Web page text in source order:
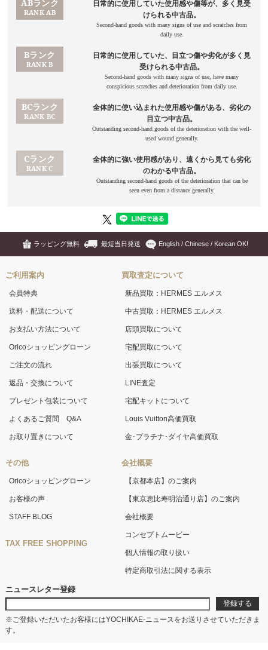
ラッピング無料 最短当日発送 English / Chinese / Korean OK!
ご利用案内
会員特典
送料・配送について
お支払い方法について
Oricoショッピングローン
ご注文の流れ
返品・交換について
プレゼント包装について
よくあるご質問 Q&A
お取り置きについて
その他
Oricoショッピングローン
お客様の声
STAFF BLOG
TAX FREE SHOPPING
買取査定について
新品買取：HERMES エルメス
中古買取：HERMES エルメス
店頭買取について
宅配買取について
出張買取について
LINE査定
宅配キットについて
Louis Vuitton高価買取
金･プラチナ･ダイヤ高価買取
会社概要
【京都本店】のご案内
【東京恵比寿明治通り店】のご案内
会社概要
コンセプトムービー
個人情報の取り扱い
特定商取引法に関する表示
ニュースレター登録
※ご登録いただいたお客様にはYOCHIKAE-ニュースをお送りさせていただきま
す。